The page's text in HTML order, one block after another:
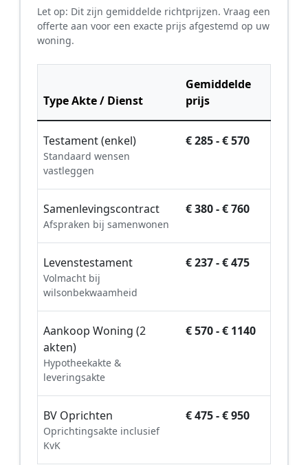
Let op: Dit zijn gemiddelde richtprijzen. Vraag een
offerte aan voor een exacte prijs afgestemd op uw
woning.
Type Akte / Dienst
Gemiddelde
prijs
Testament (enkel)
Standaard wensen
vastleggen
€ 285 - € 570
Samenlevingscontract
Afspraken bij samenwonen
€ 380 - € 760
Levenstestament
Volmacht bij
wilsonbekwaamheid
€ 237 - € 475
Aankoop Woning (2
akten)
Hypotheekakte &
leveringsakte
€ 570 - € 1140
BV Oprichten
Oprichtingsakte inclusief
KvK
€ 475 - € 950